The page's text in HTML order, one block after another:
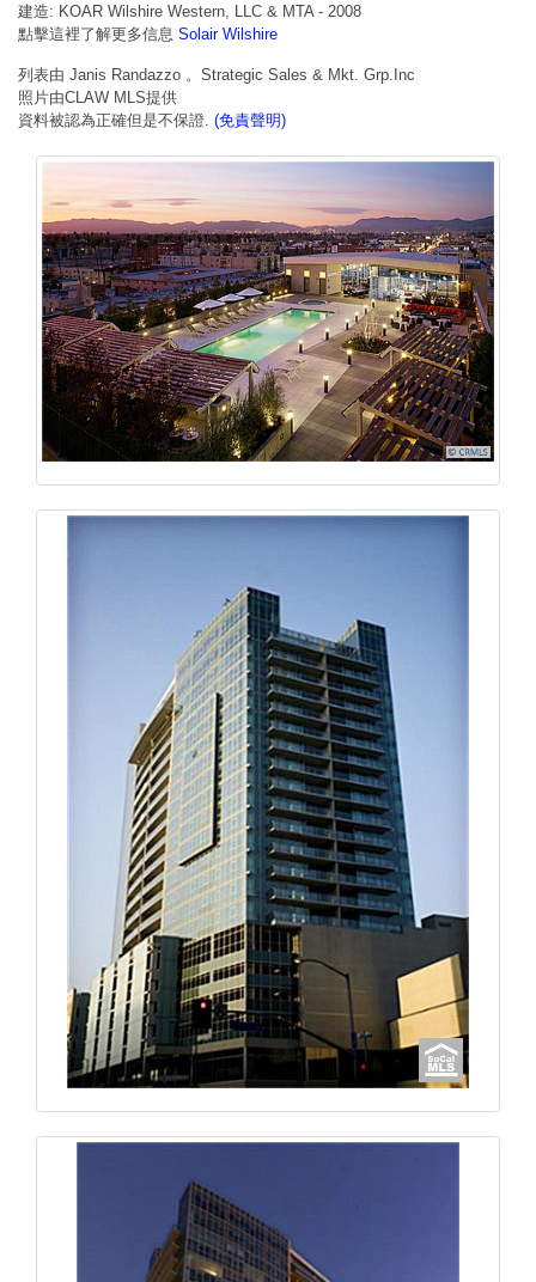
建造: KOAR Wilshire Western, LLC & MTA - 2008
點擊這裡了解更多信息 Solair Wilshire
列表由 Janis Randazzo 。Strategic Sales & Mkt. Grp.Inc
照片由CLAW MLS提供
資料被認為正確但是不保證. (免責聲明)